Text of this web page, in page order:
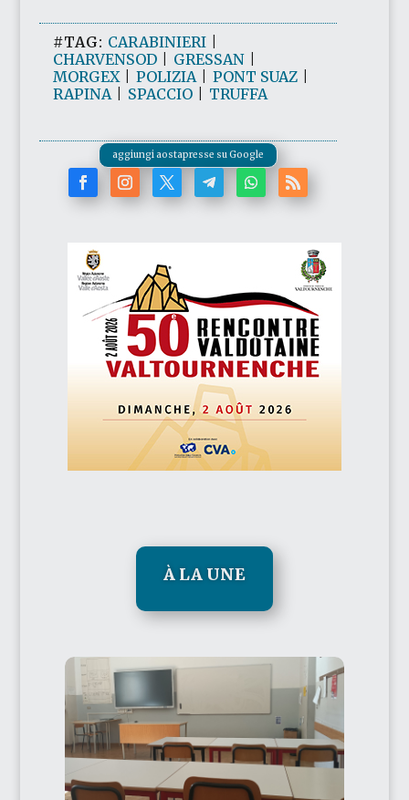
#TAG: CARABINIERI|
CHARVENSOD| GRESSAN|
MORGEX| POLIZIA| PONT SUAZ|
RAPINA| SPACCIO| TRUFFA
aggiungi aostapresse su Google
À LA UNE